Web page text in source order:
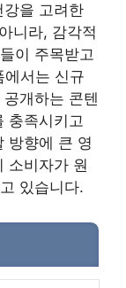
을 고려한
니라, 감각적
이 주목받고
에서는 신규
개하는 콘텐
충족시키고
방향에 큰 영
소비자가 원
있습니다.